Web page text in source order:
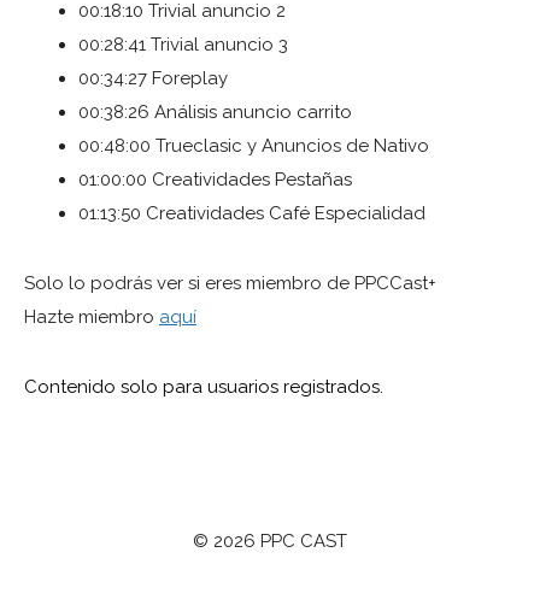
00:18:10 Trivial anuncio 2
00:28:41 Trivial anuncio 3
00:34:27 Foreplay
00:38:26 Análisis anuncio carrito
00:48:00 Trueclasic y Anuncios de Nativo
01:00:00 Creatividades Pestañas
01:13:50 Creatividades Café Especialidad
Solo lo podrás ver si eres miembro de PPCCast+
Hazte miembro aquí
Contenido solo para usuarios registrados.
© 2026 PPC CAST